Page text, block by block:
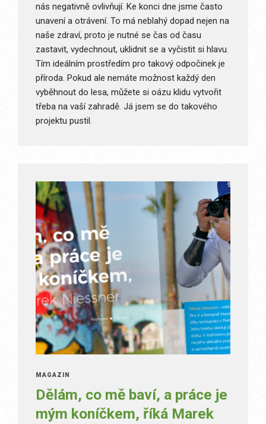
nás negativně ovlivňují. Ke konci dne jsme často
unavení a otrávení. To má neblahý dopad nejen na
naše zdraví, proto je nutné se čas od času
zastavit, vydechnout, uklidnit se a vyčistit si hlavu.
Tím ideálním prostředím pro takový odpočinek je
příroda. Pokud ale nemáte možnost každý den
vyběhnout do lesa, můžete si oázu klidu vytvořit
třeba na vaší zahradě. Já jsem se do takového
projektu pustil.
MAGAZÍN
Dělám, co mě baví, a práce je
mým koníčkem, říká Marek